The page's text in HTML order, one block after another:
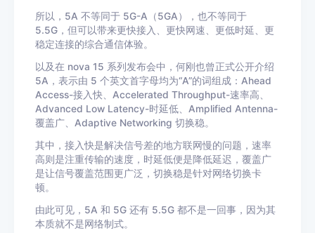
所以，5A 不等同于 5G-A（5GA），也不等同于
5.5G，但可以带来更快接入、更快网速、更低时延、更
稳定连接的综合通信体验。
以及在 nova 15 系列发布会中，何刚也曾正式公开介绍
5A，表示由 5 个英文首字母均为“A”的词组成：Ahead
Access-接入快、Accelerated Throughput-速率高、
Advanced Low Latency-时延低、Amplified Antenna-
覆盖广、Adaptive Networking 切换稳。
其中，接入快是解决信号差的地方联网慢的问题，速率
高则是注重传输的速度，时延低便是降低延迟，覆盖广
是让信号覆盖范围更广泛，切换稳是针对网络切换卡
顿。
由此可见，5A 和 5G 还有 5.5G 都不是一回事，因为其
本质就不是网络制式。